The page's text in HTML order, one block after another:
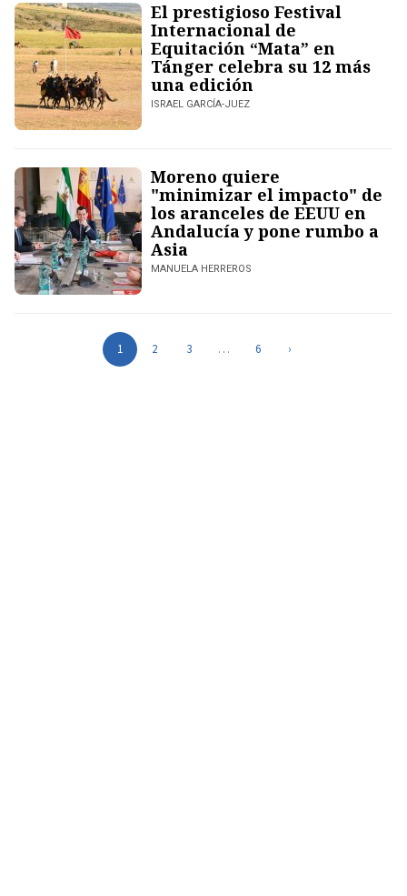
El prestigioso Festival
Internacional de
Equitación “Mata” en
Tánger celebra su 12 más
una edición
ISRAEL GARCÍA-JUEZ
Moreno quiere
"minimizar el impacto" de
los aranceles de EEUU en
Andalucía y pone rumbo a
Asia
MANUELA HERREROS
1 2 3 … 6 ›